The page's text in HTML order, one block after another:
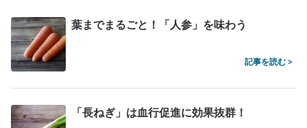
葉までまるごと！「人参」を味わう
記事を読む >
「長ねぎ」は血行促進に効果抜群！